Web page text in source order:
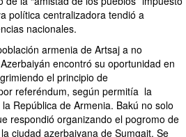
política centralizadora tendió a
nacionales.
armenia de Artsaj a no
encontró su oportunidad en
el principio de
referéndum, según permitía la
República de Armenia. Bakú no solo
respondió organizando el pogromo de
ciudad azerbaiyana de Sumgait. Se